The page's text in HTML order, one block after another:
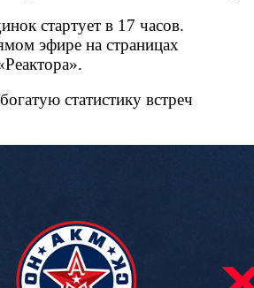
стартует в 17 часов.
эфире на страницах
статистику встреч